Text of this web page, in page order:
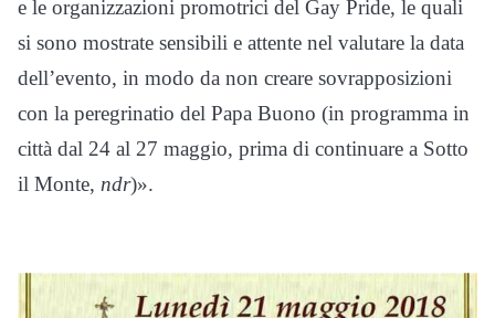
e le organizzazioni promotrici del Gay Pride, le quali
si sono mostrate sensibili e attente nel valutare la data
dell’evento, in modo da non creare sovrapposizioni
con la peregrinatio del Papa Buono (in programma in
città dal 24 al 27 maggio, prima di continuare a Sotto
il Monte, ndr)».